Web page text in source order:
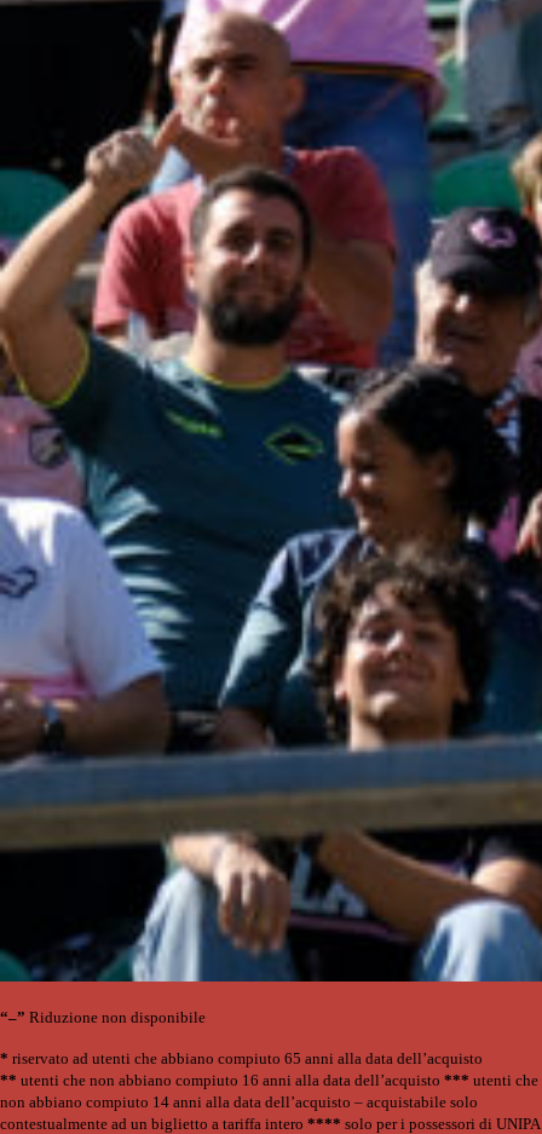
“–” Riduzione non disponibile
* riservato ad utenti che abbiano compiuto 65 anni alla data dell’acquisto
** utenti che non abbiano compiuto 16 anni alla data dell’acquisto *** utenti che
non abbiano compiuto 14 anni alla data dell’acquisto – acquistabile solo
contestualmente ad un biglietto a tariffa intero **** solo per i possessori di UNIPA